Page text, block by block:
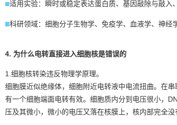
适用实验：瞬时或稳定表达蛋白质、基因敲除与敲入
科研领域：细胞分子生物学、免疫学、血液学、神经
4. 为什么电转直接进入细胞核是错误的
1.细胞核转染违反物理学原理。
细胞膜近似绝缘体，细胞附近电转液中电流扭曲。在
有一个细胞端面电转有效。细胞质内分到电压很小，
压及其微小，微小的电压又落在核膜上，核内部完全没